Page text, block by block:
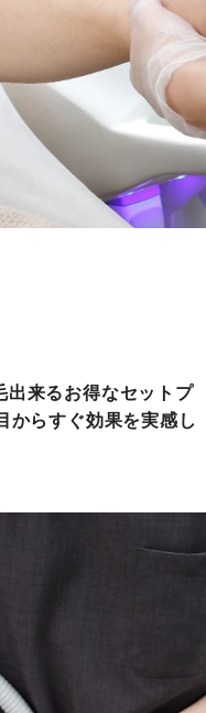
出来るお得なセットプ
からすぐ効果を実感し